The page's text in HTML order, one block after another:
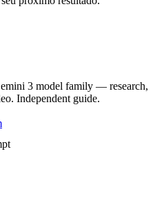
3 model family — research,
Independent guide.